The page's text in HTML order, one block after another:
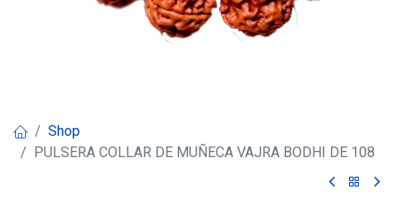
Shop
PULSERA COLLAR DE MUÑECA VAJRA BODHI DE 108